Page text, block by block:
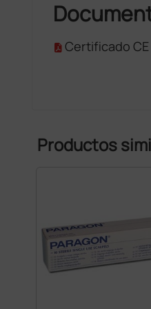
Certificado CE
Productos